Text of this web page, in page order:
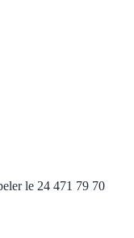
le 24 471 79 70